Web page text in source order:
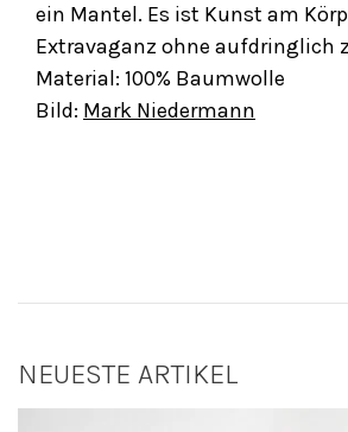
ein Mantel. Es ist Kunst am
Extravaganz ohne aufdringlich
Material: 100% Baumwolle
Bild: Mark Niedermann
NEUESTE ARTIKEL